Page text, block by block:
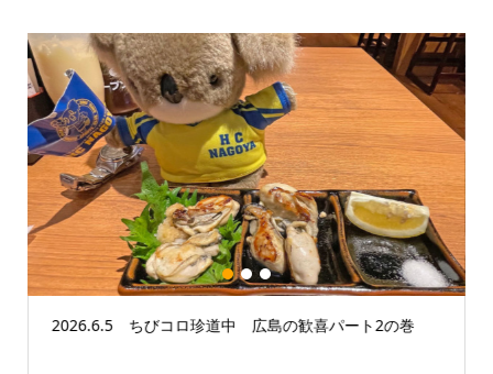
2026.6.5 ちびコロ珍道中 広島の歓喜パート2の巻
1 2 3